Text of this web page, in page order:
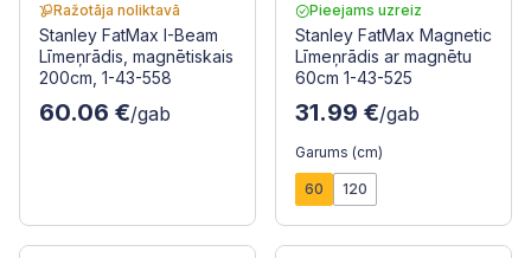
Ražotāja noliktavā
Stanley FatMax I-Beam
Līmeņrādis, magnētiskais
200cm, 1-43-558
60.06 €/gab
Pieejams uzreiz
Stanley FatMax Magnetic
Līmeņrādis ar magnētu
60cm 1-43-525
31.99 €/gab
Garums (cm)
60 120